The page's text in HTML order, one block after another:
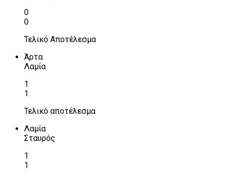
0
0
Τελικό Αποτέλεσμα
Άρτα
Λαμία
1
1
Τελικό αποτέλεσμα
Λαμία
Σταυρός
1
1